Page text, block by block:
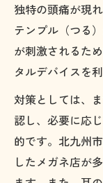
独特の頭痛が現
テンプル（つる
が刺激されるた
タルデバイスを
対策としては、
認し、必要に応
的です。北九州
したメガネ店が